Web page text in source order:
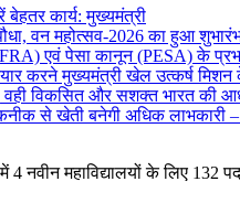
कार्य: मुख्यमंत्री
वन महोत्सव-2026 का हुआ
एवं पेसा कानून (PESA) के
करने मुख्यमंत्री खेल उत्कर्ष मिशन
वही विकसित और सशक्त भारत की
से खेती बनेगी अधिक लाभकारी –
नवीन महाविद्यालयों के लिए 132